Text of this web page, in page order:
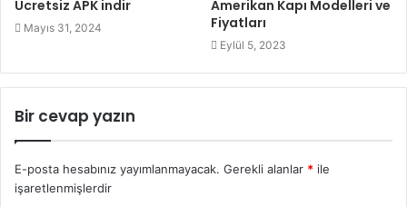
Ücretsiz APK indir
Mayıs 31, 2024
Amerikan Kapı Modelleri ve
Fiyatları
Eylül 5, 2023
Bir cevap yazın
E-posta hesabınız yayımlanmayacak. Gerekli alanlar * ile
işaretlenmişlerdir